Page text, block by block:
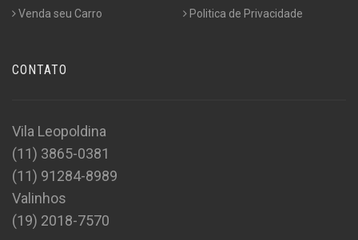
Venda seu Carro Politica de Privacidade
CONTATO
Vila Leopoldina
(11) 3865-0381
(11) 91284-8989
Valinhos
(19) 2018-7570